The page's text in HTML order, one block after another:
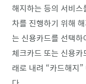
해지하는 등의 서비
차를 진행하기 위해
는 신용카드를 선택
체크카드 또는 신용
래로 내려 “카드해지